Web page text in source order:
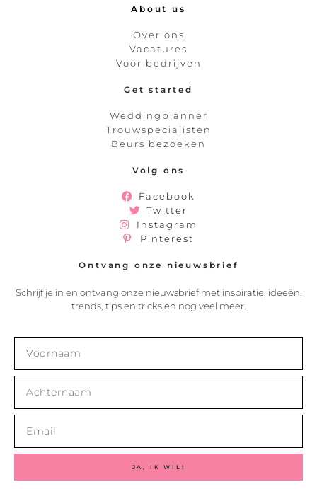
About us
Over ons
Vacatures
Voor bedrijven
Get started
Weddingplanner
Trouwspecialisten
Beurs bezoeken
Volg ons
Facebook
Twitter
Instagram
Pinterest
Ontvang onze nieuwsbrief
Schrijf je in en ontvang onze nieuwsbrief met inspiratie, ideeën,
trends, tips en tricks en nog veel meer.
JA, IK WIL!